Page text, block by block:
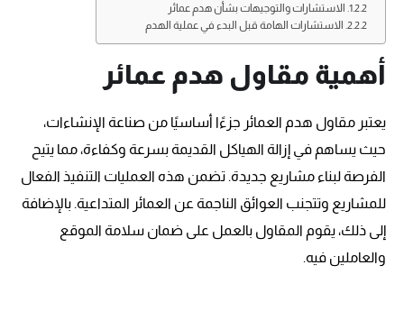
الاستشارات والتوجيهات بشأن هدم عمائر
الاستشارات الهامة قبل البدء في عملية الهدم
أهمية مقاول هدم عمائر
يعتبر مقاول هدم العمائر جزءًا أساسيًا من صناعة الإنشاءات،
حيث يساهم في إزالة الهياكل القديمة بسرعة وكفاءة، مما يتيح
الفرصة لبناء مشاريع جديدة. تضمن هذه العمليات التنفيذ الفعال
للمشاريع وتتجنب العوائق الناجمة عن العمائر المتداعية. بالإضافة
إلى ذلك، يقوم المقاول بالعمل على ضمان سلامة الموقع
والعاملين فيه.